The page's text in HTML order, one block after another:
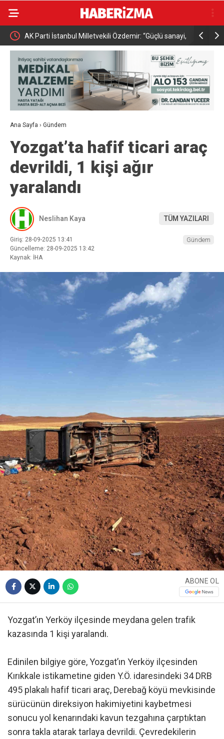
Özdemir: “Güçlü sanayi, Uluslararası Bursa Festivali’nde ilk kez
Ana Sayfa › Gündem
Yozgat’ta hafif ticari araç
devrildi, 1 kişi ağır
yaralandı
Neslihan Kaya TÜM YAZILARI
Giriş: 28-09-2025 13:41
Güncelleme: 28-09-2025 13:42
Kaynak: İHA
Gündem
ABONE OL
Yozgat’ın Yerköy ilçesinde meydana gelen trafik
kazasında 1 kişi yaralandı.
Edinilen bilgiye göre, Yozgat’ın Yerköy ilçesinden
Kırıkkale istikametine giden Y.Ö. idaresindeki 34 DRB
495 plakalı hafif ticari araç, Derebağ köyü mevkisinde
sürücünün direksiyon hakimiyetini kaybetmesi
sonucu yol kenarındaki kavun tezgahına çarptıktan
sonra takla atarak tarlaya devrildi. Çevredekilerin